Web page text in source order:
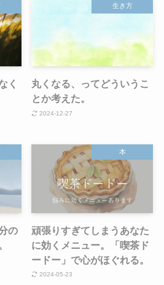
く
生き方
丸くなる、ってどういうこ
とか考えた。
2024-12-27
の
本
頑張りすぎてしまうあなた
に効くメニュー。「喫茶ド
ードー」で心がほぐれる。
2024-05-23